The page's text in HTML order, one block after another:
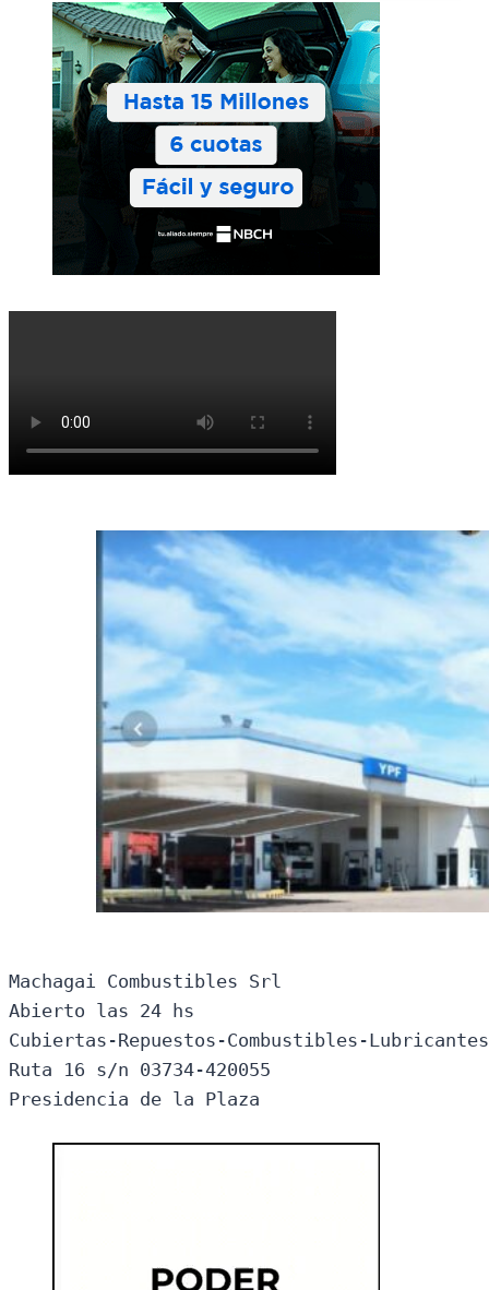
Machagai Combustibles Srl
Abierto las 24 hs
Cubiertas-Repuestos-Combustibles-
Ruta 16 s/n 03734-420055
Presidencia de la Plaza